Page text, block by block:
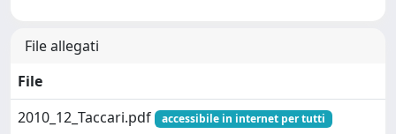
File allegati
File
2010_12_Taccari.pdf
accessibile in internet per tutti